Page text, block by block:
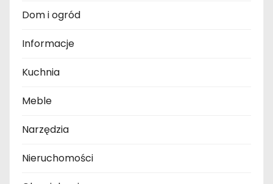
Dom i ogród
Informacje
Kuchnia
Meble
Narzędzia
Nieruchomości